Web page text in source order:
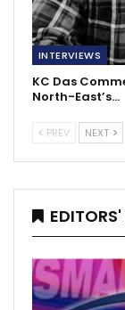
INTERVIEWS
KC Das
North-East’s…
PREV NEXT